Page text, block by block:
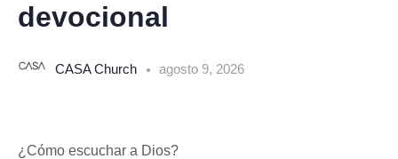
devocional
CASA Church agosto 9, 2026
¿Cómo escuchar a Dios?